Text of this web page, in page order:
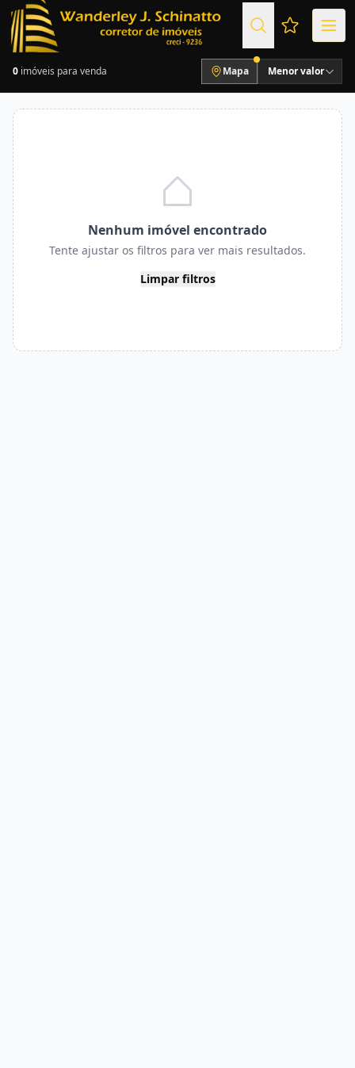
Favoritos
0 imóveis para venda Mapa Menor valor
Nenhum imóvel encontrado
Tente ajustar os filtros para ver mais resultados.
Limpar filtros